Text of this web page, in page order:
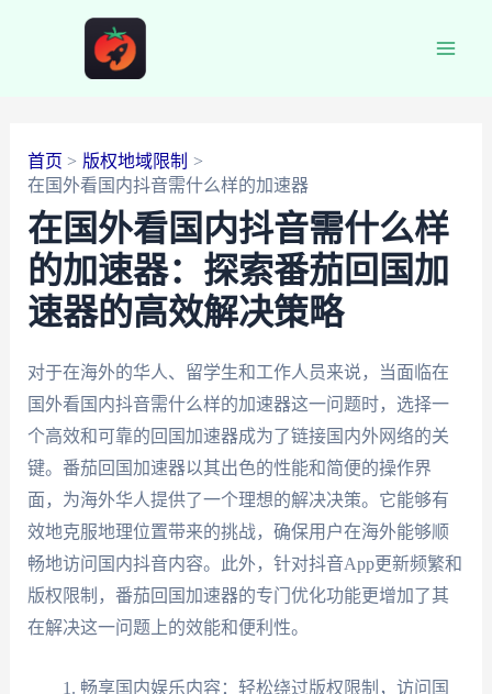
首页
版权地域限制
在国外看国内抖音需什么样的加速器
在国外看国内抖音需什么样
的加速器：探索番茄回国加
速器的高效解决策略
对于在海外的华人、留学生和工作人员来说，当面临在
国外看国内抖音需什么样的加速器这一问题时，选择一
个高效和可靠的回国加速器成为了链接国内外网络的关
键。番茄回国加速器以其出色的性能和简便的操作界
面，为海外华人提供了一个理想的解决决策。它能够有
效地克服地理位置带来的挑战，确保用户在海外能够顺
畅地访问国内抖音内容。此外，针对抖音App更新频繁和
版权限制，番茄回国加速器的专门优化功能更增加了其
在解决这一问题上的效能和便利性。
畅享国内娱乐内容：轻松绕过版权限制，访问国